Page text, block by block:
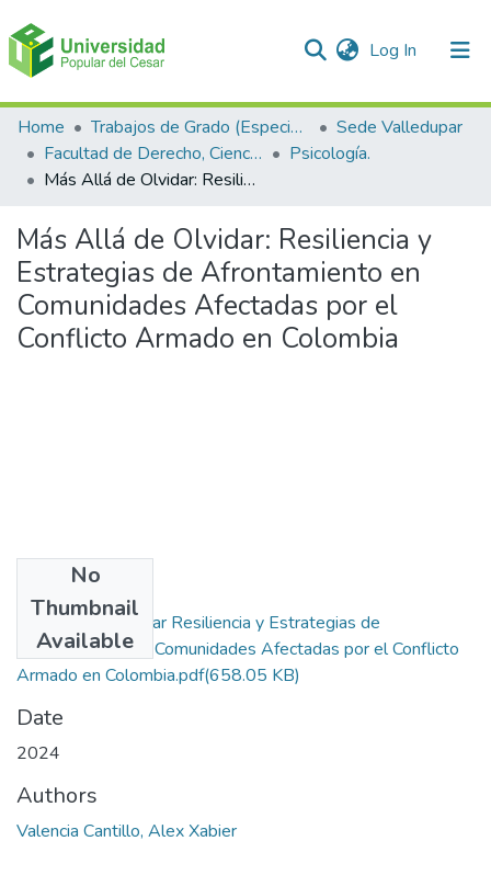
Log In (current)
Communities & Collections
All of DSpace
Home Trabajos de Grado (Especializaciones y Pregrados)
Sede Valledupar
Facultad de Derecho, Ciencias Políticas y Sociales.
Psicología.
Más Allá de Olvidar: Resiliencia y Estrategias de Afrontamiento en Comunidades Afectadas por el Conflicto Armado en Colombia
Más Allá de Olvidar: Resiliencia y
Estrategias de Afrontamiento en
Comunidades Afectadas por el
Conflicto Armado en Colombia
No
Thumbnail
Available
Más Allá de Olvidar Resiliencia y Estrategias de
Afrontamiento en Comunidades Afectadas por el Conflicto
Armado en Colombia.pdf(658.05 KB)
Date
2024
Authors
Valencia Cantillo, Alex Xabier